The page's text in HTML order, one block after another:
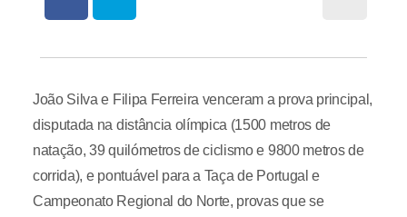
João Silva e Filipa Ferreira venceram a prova principal,
disputada na distância olímpica (1500 metros de
natação, 39 quilómetros de ciclismo e 9800 metros de
corrida), e pontuável para a Taça de Portugal e
Campeonato Regional do Norte, provas que se